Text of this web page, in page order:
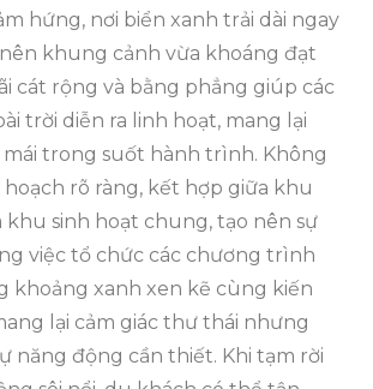
hứng, nơi biển xanh trải dài ngay
khung cảnh vừa khoáng đạt
cát rộng và bằng phẳng giúp các
trời diễn ra linh hoạt, mang lại
mái trong suốt hành trình. Không
rõ ràng, kết hợp giữa khu
khu sinh hoạt chung, tạo nên sự
việc tổ chức các chương trình
khoảng xanh xen kẽ cùng kiến
lại cảm giác thư thái nhưng
năng động cần thiết. Khi tạm rời